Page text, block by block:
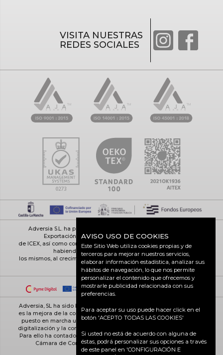
VISITA NUESTRAS
REDES SOCIALES
Adversia S.L. ha participado en el Programa de Iniciación a la
Exportación ICEX-Next, y ha contado con el apoyo
de ICEX, así como con la cofinanciación de Fondos europeos FEDER,
habiendo contribuido según la medida de
los mismos, al crecimiento económico de esta empresa, su región y
de España en su conjunto
Adversia, SL ha sido beneficiaria de Fondos Europeos, cuyo objetivo
es la mejora de la competitividad de las PYMES, y gracias al cual ha
puesto en marcha un Plan de Acción con el objetivo de reforzar la
digitalización y la competitividad de las pymes durante el año 2025.
Para ello ha contado con el apoyo del Programa Pyme Digital de la
Cámara de Comercio de Ciudad Real. #EuropaSeSiente
AVISO USO DE COOKIES
Este Sitio Web utiliza cookies propias y de
terceros para mejorar nuestros servicios,
elaborar información estadística, analizar sus
hábitos de navegación, lo que nos permite
personalizar el contenido que ofrecemos y
mostrarle publicidad relacionada con sus
preferencias.
Para aceptar su uso puede hacer click en el
botón 'ACEPTO TODAS LAS COOKIES'
Si usted no está de acuerdo con alguna de
éstas, podrá personalizar sus opciones a través
de este panel en 'CONFIGURACIÓN E